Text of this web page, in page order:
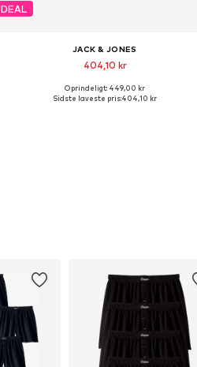
DEAL
JACK & JONES
404,10 kr
Tilgængelige størrelser: XS, S, M, L, XL, XXL
Oprindeligt: 449,00 kr
Sidste laveste pris:404,10 kr